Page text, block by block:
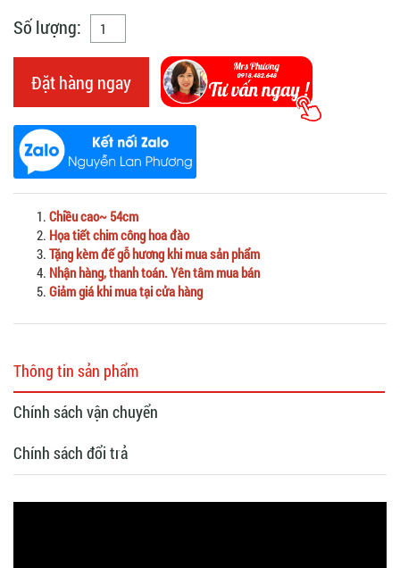
Số lượng:
Đặt hàng ngay
Chiều cao~ 54cm
Họa tiết chim công hoa đào
Tặng kèm đế gỗ hương khi mua sản phẩm
Nhận hàng, thanh toán. Yên tâm mua bán
Giảm giá khi mua tại cửa hàng
Thông tin sản phẩm
Chính sách vận chuyển
Chính sách đổi trả